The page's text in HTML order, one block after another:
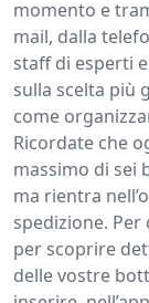
momento e
mail, dalla
staff di esperti
sulla scelta più
come
Ricordate che
massimo di sei
ma rientra
spedizione.
per scoprire
delle vostre